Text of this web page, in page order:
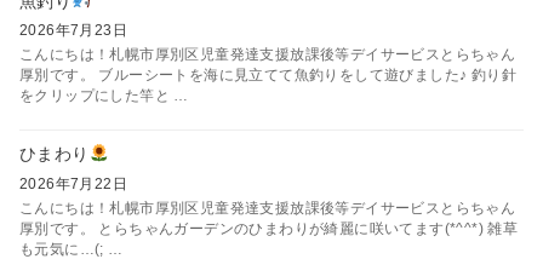
2026年7月23日
こんにちは！札幌市厚別区児童発達支援放課後等デイサービスとらちゃん
厚別です。 ブルーシートを海に見立てて魚釣りをして遊びました♪ 釣り針
をクリップにした竿と …
ひまわり
2026年7月22日
こんにちは！札幌市厚別区児童発達支援放課後等デイサービスとらちゃん
厚別です。 とらちゃんガーデンのひまわりが綺麗に咲いてます(*^^*) 雑草
も元気に…(; …